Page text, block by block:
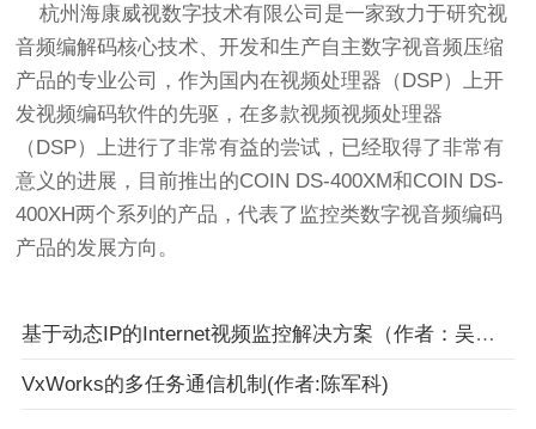
杭州海康威视数字技术有限公司是一家致力于研究视
音频编解码核心技术、开发和生产自主数字视音频压缩
产品的专业公司，作为国内在视频处理器（DSP）上开
发视频编码软件的先驱，在多款视频视频处理器
（DSP）上进行了非常有益的尝试，已经取得了非常有
意义的进展，目前推出的COIN DS-400XM和COIN DS-
400XH两个系列的产品，代表了监控类数字视音频编码
产品的发展方向。
基于动态IP的Internet视频监控解决方案（作者：吴晓晖）
VxWorks的多任务通信机制(作者:陈军科)